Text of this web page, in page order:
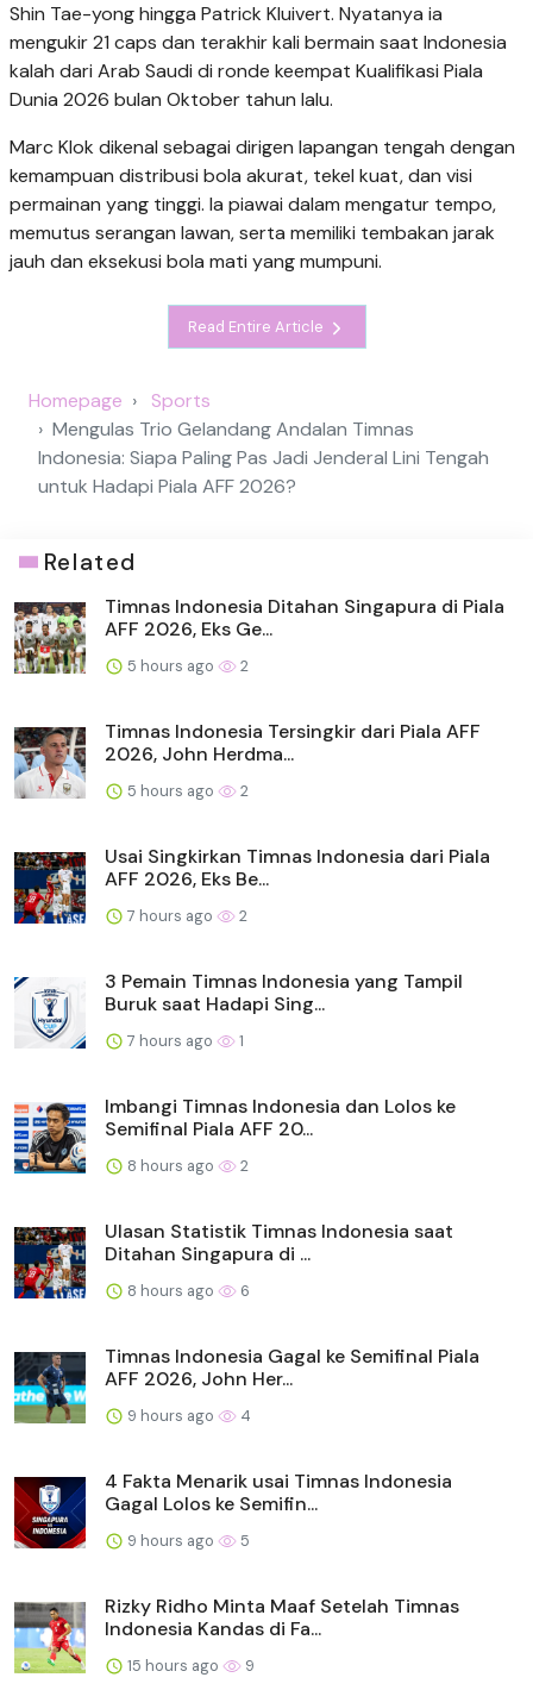
Shin Tae-yong hingga Patrick Kluivert. Nyatanya ia
mengukir 21 caps dan terakhir kali bermain saat Indonesia
kalah dari Arab Saudi di ronde keempat Kualifikasi Piala
Dunia 2026 bulan Oktober tahun lalu.
Marc Klok dikenal sebagai dirigen lapangan tengah dengan
kemampuan distribusi bola akurat, tekel kuat, dan visi
permainan yang tinggi. Ia piawai dalam mengatur tempo,
memutus serangan lawan, serta memiliki tembakan jarak
jauh dan eksekusi bola mati yang mumpuni.
Read Entire Article
Homepage
Sports
Mengulas Trio Gelandang Andalan Timnas
Indonesia: Siapa Paling Pas Jadi Jenderal Lini Tengah
untuk Hadapi Piala AFF 2026?
Related
Timnas Indonesia Ditahan Singapura di Piala
AFF 2026, Eks Ge...
5 hours ago 2
Timnas Indonesia Tersingkir dari Piala AFF
2026, John Herdma...
5 hours ago 2
Usai Singkirkan Timnas Indonesia dari Piala
AFF 2026, Eks Be...
7 hours ago 2
3 Pemain Timnas Indonesia yang Tampil
Buruk saat Hadapi Sing...
7 hours ago 1
Imbangi Timnas Indonesia dan Lolos ke
Semifinal Piala AFF 20...
8 hours ago 2
Ulasan Statistik Timnas Indonesia saat
Ditahan Singapura di ...
8 hours ago 6
Timnas Indonesia Gagal ke Semifinal Piala
AFF 2026, John Her...
9 hours ago 4
4 Fakta Menarik usai Timnas Indonesia
Gagal Lolos ke Semifin...
9 hours ago 5
Rizky Ridho Minta Maaf Setelah Timnas
Indonesia Kandas di Fa...
15 hours ago 9